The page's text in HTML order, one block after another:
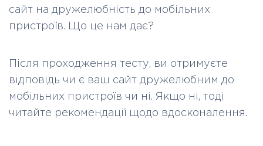
сайт на дружелюбність до мобільних
пристроїв. Що це нам дає?
Після проходження тесту, ви отримуєте
відповідь чи є ваш сайт дружелюбним до
мобільних пристроїв чи ні. Якщо ні, тоді
читайте рекомендації щодо вдосконалення.